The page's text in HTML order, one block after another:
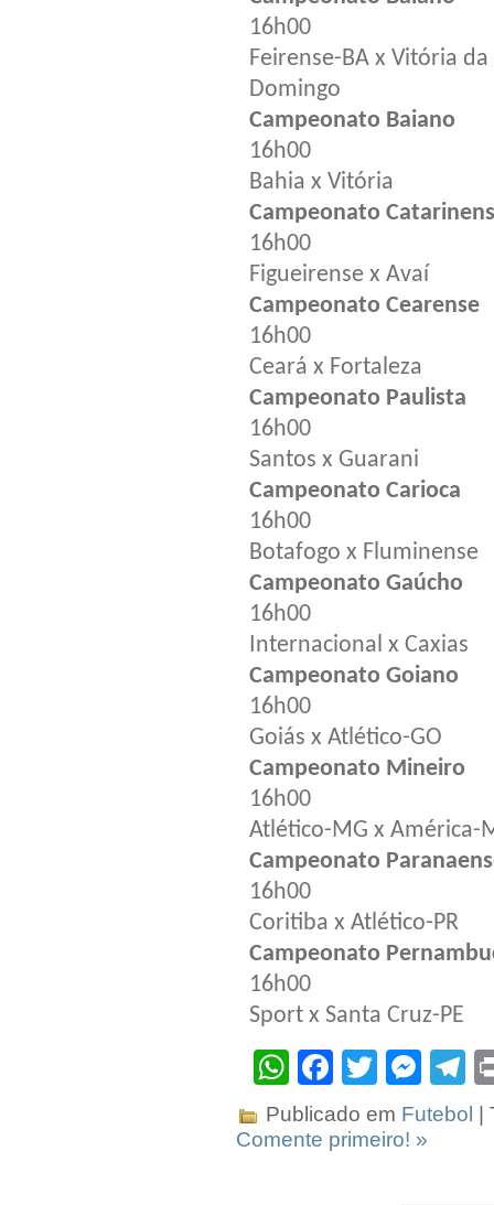
16h00
Feirense-BA x Vitória
Domingo
Campeonato Baiano
16h00
Bahia x Vitória
Campeonato
16h00
Figueirense x Avaí
Campeonato Cearense
16h00
Ceará x Fortaleza
Campeonato Paulista
16h00
Santos x Guarani
Campeonato Carioca
16h00
Botafogo x Fluminense
Campeonato Gaúcho
16h00
Internacional x Caxias
Campeonato Goiano
16h00
Goiás x Atlético-GO
Campeonato Mineiro
16h00
Atlético-MG x América-
Campeonato
16h00
Coritiba x Atlético-PR
Campeonato
16h00
Sport x Santa Cruz-PE
WhatsApp
Facebook
Twitter
Publicado em Futebol
|
Comente primeiro! »